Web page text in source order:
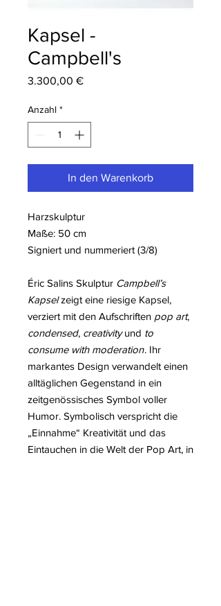
Kapsel -
Campbell's
3.300,00 €Preis
Anzahl *
In den Warenkorb
Harzskulptur
Maße: 50 cm
Signiert und nummeriert (3/8)
Éric Salins Skulptur Campbell’s
Kapselzeigt eine riesige Kapsel,
verziert mit den Aufschriften pop art,
condensed, creativityund to
consume with moderation. Ihr
markantes Design verwandelt einen
alltäglichen Gegenstand in ein
zeitgenössisches Symbol voller
Humor. Symbolisch verspricht die
„Einnahme“ Kreativität und das
Eintauchen in die Welt der Pop Art, in